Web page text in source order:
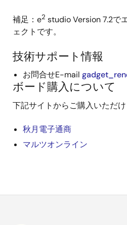
補足：e2 studio Version 7.2で
ェクトです。
技術サポート情報
お問合せE-mail
ボード購入について
下記サイトからご購入いただけ
秋月電子通商
マルツオンライン